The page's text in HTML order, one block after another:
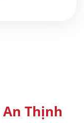
An Thịnh